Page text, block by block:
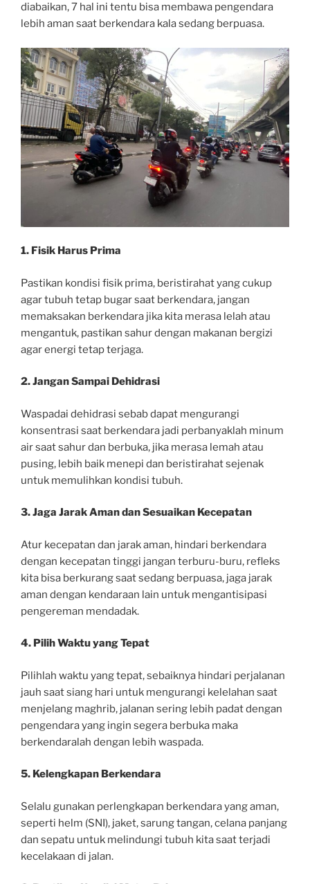
diabaikan, 7 hal ini tentu bisa membawa pengendara
lebih aman saat berkendara kala sedang berpuasa.
1. Fisik Harus Prima
Pastikan kondisi fisik prima, beristirahat yang cukup
agar tubuh tetap bugar saat berkendara, jangan
memaksakan berkendara jika kita merasa lelah atau
mengantuk, pastikan sahur dengan makanan bergizi
agar energi tetap terjaga.
2. Jangan Sampai Dehidrasi
Waspadai dehidrasi sebab dapat mengurangi
konsentrasi saat berkendara jadi perbanyaklah minum
air saat sahur dan berbuka, jika merasa lemah atau
pusing, lebih baik menepi dan beristirahat sejenak
untuk memulihkan kondisi tubuh.
3. Jaga Jarak Aman dan Sesuaikan Kecepatan
Atur kecepatan dan jarak aman, hindari berkendara
dengan kecepatan tinggi jangan terburu-buru, refleks
kita bisa berkurang saat sedang berpuasa, jaga jarak
aman dengan kendaraan lain untuk mengantisipasi
pengereman mendadak.
4. Pilih Waktu yang Tepat
Pilihlah waktu yang tepat, sebaiknya hindari perjalanan
jauh saat siang hari untuk mengurangi kelelahan saat
menjelang maghrib, jalanan sering lebih padat dengan
pengendara yang ingin segera berbuka maka
berkendaralah dengan lebih waspada.
5. Kelengkapan Berkendara
Selalu gunakan perlengkapan berkendara yang aman,
seperti helm (SNI), jaket, sarung tangan, celana panjang
dan sepatu untuk melindungi tubuh kita saat terjadi
kecelakaan di jalan.